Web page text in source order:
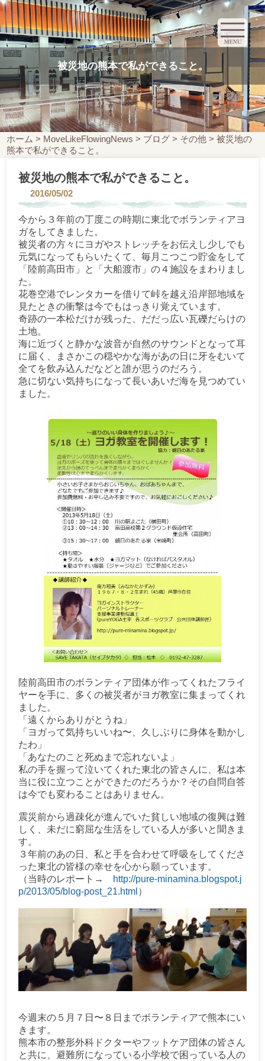
被災地の熊本で私ができること。
ホーム > MoveLikeFlowingNews > ブログ > その他 >被災地の
熊本で私ができること。
被災地の熊本で私ができること。
2016/05/02
今から３年前の丁度この時期に東北でボランティアヨ
ガをしてきました。
被災者の方々にヨガやストレッチをお伝えし少しでも
元気になってもらいたくて、毎月こつこつ貯金をして
「陸前高田市」と「大船渡市」の４施設をまわりまし
た。
花巻空港でレンタカーを借りて峠を越え沿岸部地域を
見たときの衝撃は今でもはっきり覚えています。
奇跡の一本松だけが残った、だだっ広い瓦礫だらけの
土地。
海に近づくと静かな波音が自然のサウンドとなって耳
に届く、まさかこの穏やかな海があの日に牙をむいて
全てを飲み込んだなどと誰が思うのだろう。
急に切ない気持ちになって長いあいだ海を見つめてい
ました。
陸前高田市のボランティア団体が作ってくれたフライ
ヤーを手に、多くの被災者がヨガ教室に集まってくれ
ました。
「遠くからありがとうね」
「ヨガって気持ちいいね〜、久しぶりに身体を動かし
たわ」
「あなたのこと死ぬまで忘れないよ」
私の手を握って泣いてくれた東北の皆さんに、私は本
当に役に立つことができたのだろうか？その自問自答
は今でも変わることはありません。
震災前から過疎化が進んでいた貧しい地域の復興は難
しく、未だに窮屈な生活をしている人が多いと聞きま
す。
３年前のあの日、私と手を合わせて呼吸をしてくださ
った東北の皆様の幸せを心から願っています。
（当時のレポート →
http://pure-minamina.blogspot.j
p/2013/05/blog-post_21.html ）
今週末の５月７日〜８日までボランティアで熊本にい
きます。
熊本市の整形外科ドクターやフットケア団体の皆さん
と共に、避難所になっている小学校で困っている人の